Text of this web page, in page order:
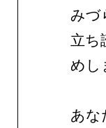
みづ
立ち
めし
あ